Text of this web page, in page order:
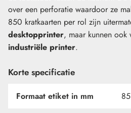
over een perforatie waardoor ze
850 kratkaarten per rol zijn
desktopprinter, maar kunnen
industriële printer.
Korte specificatie
Formaat etiket in mm